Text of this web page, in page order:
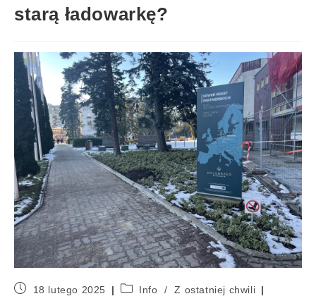
starą ładowarkę?
18 lutego 2025 Info /
Z ostatniej chwili